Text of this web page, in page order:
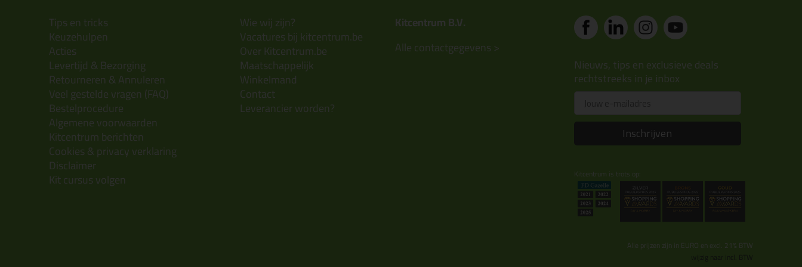
Tips en tricks
Keuzehulpen
Acties
Levertijd & Bezorging
Retourneren & Annuleren
Veel gestelde vragen (FAQ)
Bestelprocedure
Algemene voorwaarden
Kitcentrum berichten
Cookies & privacy verklaring
Disclaimer
Kit cursus volgen
Wie wij zijn?
Vacatures bij kitcentrum.be
Over Kitcentrum.be
Maatschappelijk
Winkelmand
Contact
Leverancier worden?
Kitcentrum B.V.
Alle contactgegevens >
Nieuws, tips en exclusieve deals
rechtstreeks in je inbox
Inschrijven
Kitcentrum is trots op:
Alle prijzen zijn in EURO en excl. 21% BTW